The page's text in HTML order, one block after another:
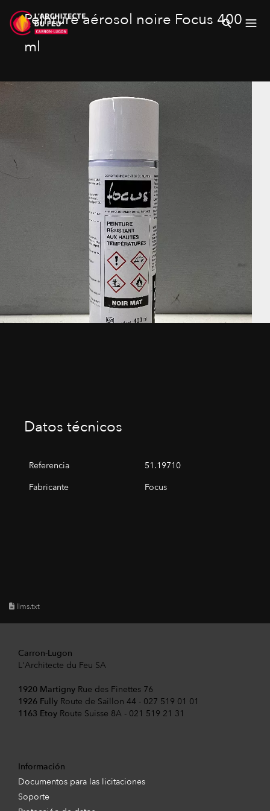
Peinture aérosol noire Focus 400
ml
Datos técnicos
Referencia
51.19710
Fabricante
Focus
llms.txt
Carron-Lugon
L'Architecte du Feu SA
1920 Martigny Rue des Finettes 76
1926 Fully Route de Saillon 44 - 027 519 01 01
1163 Etoy Route Suisse 8A - 021 519 21 31
Información
Documentos para las licitaciones
Soporte